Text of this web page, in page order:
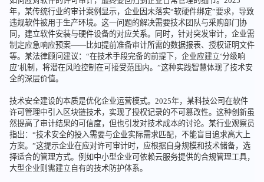
年，某传统行业的审计案例显示，企业因未落实“软硬件绑定”要求，导致
违规软件被用于生产环境。这一问题的解决需要技术团队与采购部门协
同，建立软件安装与硬件设备的对应关系。同时，针对突发审计，企业需
制定应急响应预案——比如提前准备审计所需的数据报表、授权证明文件
等。某法律顾问建议：“在技术手段完备的前提下，企业应建立‘分级响
应’机制，将潜在风险控制在可接受范围内。”这种实践智慧体现了技术安
全的深层价值。
技术安全建设的本质是优化企业运营模式。2025年，某科技公司在软件
许可管理中引入区块链技术，实现了授权记录的不可篡改性。这种创新虽
然提高了审计结果的可信度，但也引发对技术成本的讨论。某行业观察员
指出：“技术安全的投入需要与企业实际需求匹配，不能盲目追求高大上
方案。”这提示企业在应对许可审计时，应根据自身规模和技术储备，选
择适合的管理方式。例如中小型企业可依赖云服务提供的合规管理工具，
大型企业则需建立自有的技术防护体系。